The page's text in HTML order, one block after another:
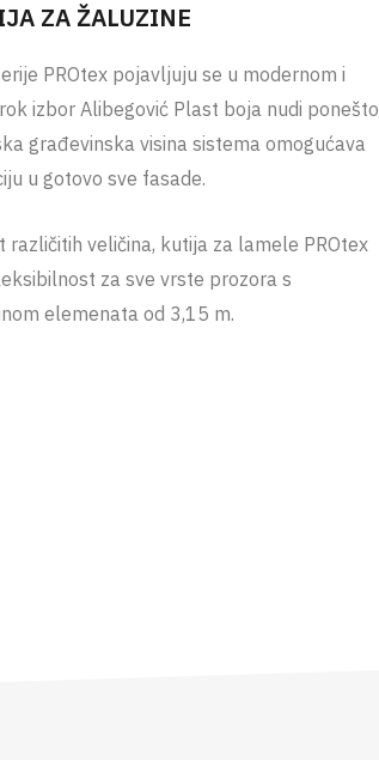
ZA ŽALUZINE
PROtex pojavljuju se u modernom i
izbor Alibegović Plast boja nudi ponešto
građevinska visina sistema omogućava
u gotovo sve fasade.
različitih veličina, kutija za lamele PROtex
za sve vrste prozora s
elemenata od 3,15 m.